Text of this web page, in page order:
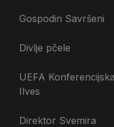
Gospodin Savršeni
Divlje pčele
UEFA
Ilves
Direktor Svemira